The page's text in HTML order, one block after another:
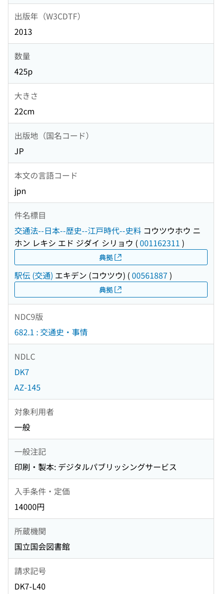
出版年（W3CDTF）
2013
数量
425p
大きさ
22cm
出版地（国名コード）
JP
本文の言語コード
jpn
件名標目
交通法--日本--歴史--江戸時代--史料 コウツウホウ ニ
ホン レキシ エド ジダイ シリョウ (001162311 )
典拠
駅伝 (交通) エキデン (コウツウ) (00561887 )
典拠
NDC9版
682.1 : 交通史・事情
NDLC
DK7
AZ-145
対象利用者
一般
一般注記
印刷・製本: デジタルパブリッシングサービス
入手条件・定価
14000円
所蔵機関
国立国会図書館
請求記号
DK7-L40